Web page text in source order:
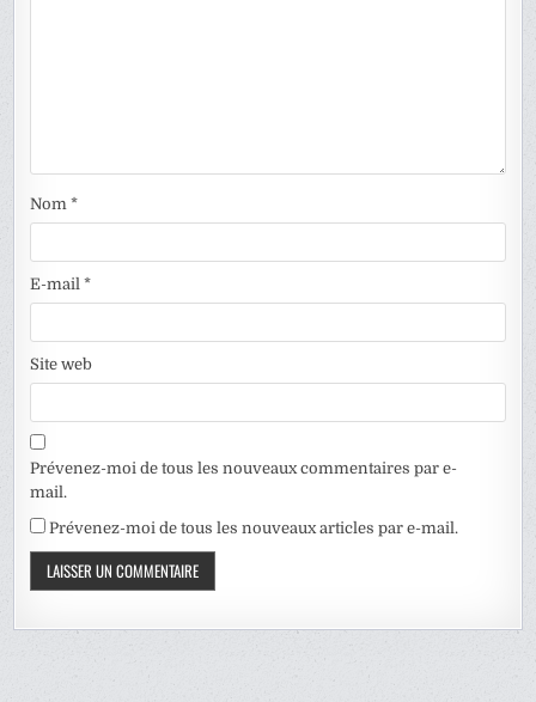
Nom*
E-mail*
Site web
Prévenez-moi de tous les nouveaux commentaires par e-
mail.
Prévenez-moi de tous les nouveaux articles par e-mail.